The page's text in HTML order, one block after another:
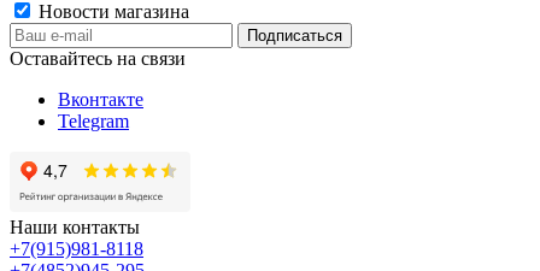
Новости магазина
Оставайтесь на связи
Вконтакте
Telegram
Наши контакты
+7(915)981-8118